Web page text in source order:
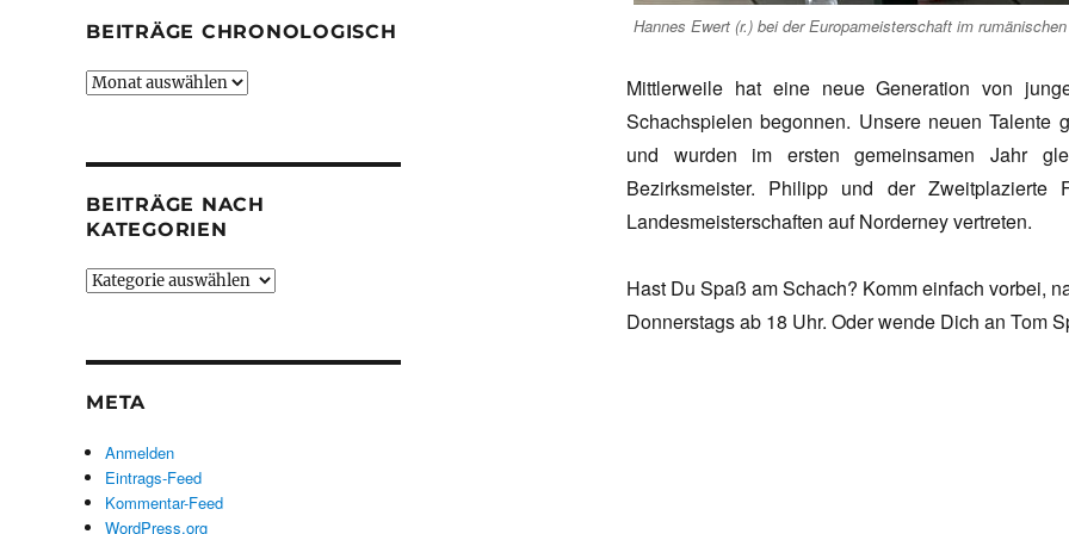
Hannes Ewert (r.) bei der Europameisterschaft im
Mittlerweile hat eine neue Generation von
Schachspielen begonnen. Unsere neuen
und wurden im ersten gemeinsamen Jahr
Bezirksmeister. Philipp und der
Landesmeisterschaften auf Norderney vertreten.
Hast Du Spaß am Schach? Komm einfach vorbei,
Donnerstags ab 18 Uhr. Oder wende Dich an Tom
BEITRÄGE CHRONOLOGISCH
Beiträge
BEITRÄGE NACH
KATEGORIEN
Beiträge
META
Anmelden
Eintrags-Feed
Kommentar-Feed
WordPress.org